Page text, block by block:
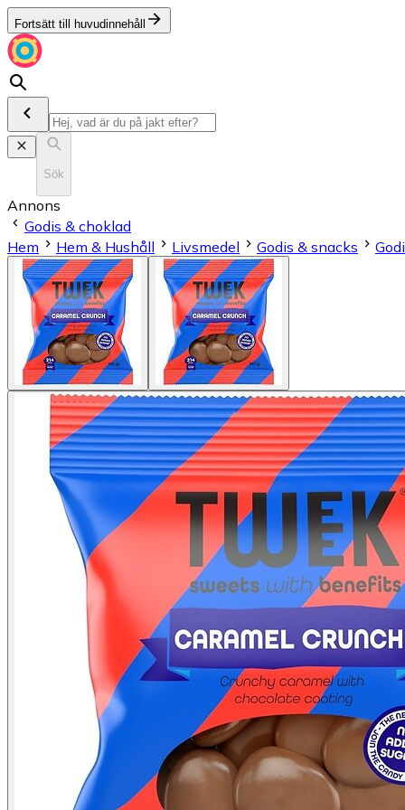
Fortsätt till huvudinnehåll
Sök
Annons
Godis & choklad
Hem
Hem & Hushåll Livsmedel Godis & snacks